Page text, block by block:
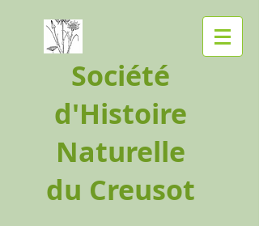
Société
d'Histoire
Naturelle
du Creusot